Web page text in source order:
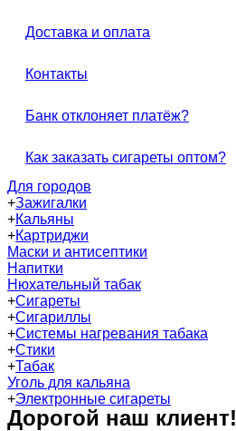
Доставка и оплата
Контакты
Банк отклоняет платёж?
Как заказать сигареты оптом?
Для городов
+Зажигалки
+Кальяны
+Картриджи
Маски и антисептики
Напитки
Нюхательный табак
+Сигареты
+Сигариллы
+Системы нагревания табака
+Стики
+Табак
Уголь для кальяна
+Электронные сигареты
Дорогой наш клиент!